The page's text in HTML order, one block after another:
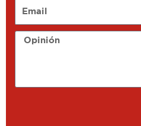
Opinión